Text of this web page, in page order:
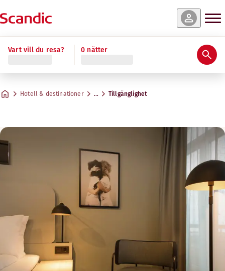
Vart vill du resa? 0 nätter
Hotell & destinationer … Tillgänglighet